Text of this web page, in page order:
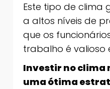
Este tipo de clima
a altos níveis de
que os
trabalho é valioso
Investir no clima
uma ótima